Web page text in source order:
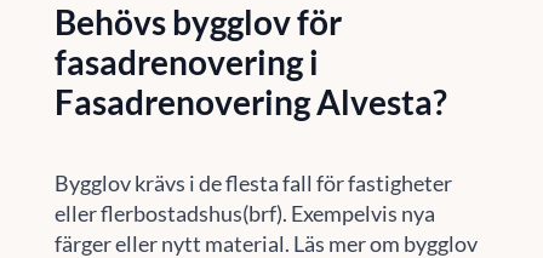
Behövs bygglov för
fasadrenovering i
Fasadrenovering Alvesta?
Bygglov krävs i de flesta fall för fastigheter
eller flerbostadshus(brf). Exempelvis nya
färger eller nytt material. Läs mer om bygglov